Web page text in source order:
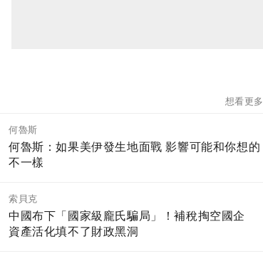
想看更多
何魯斯
何魯斯：如果美伊發生地面戰 影響可能和你想的
不一樣
索貝克
中國布下「國家級龐氏騙局」！補稅掏空國企
資產活化填不了財政黑洞